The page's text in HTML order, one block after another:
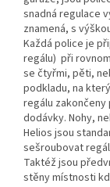
snadná regulace
znamená, s
Každá police je
regálu) při
se čtyřmi, pěti,
podkladu, na
regálu
dodávky. Nohy,
Helios jsou
sešroubovat
Taktéž jsou
stěny místnosti